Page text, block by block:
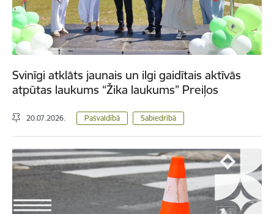
Svinīgi atklāts jaunais un ilgi gaidītais aktīvās
atpūtas laukums “Žika laukums” Preiļos
20.07.2026. Pašvaldībā Sabiedrībā